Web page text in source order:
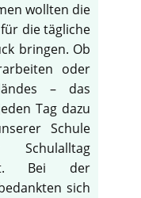
wollten die
die tägliche
bringen. Ob
oder
– das
Tag dazu
Schule
Bei der
sich